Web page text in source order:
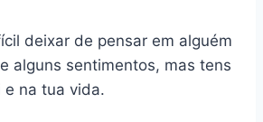
deixar de pensar em alguém
alguns sentimentos, mas tens
e na tua vida.